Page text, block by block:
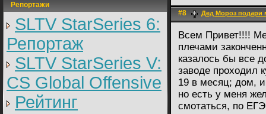
Репортажи
SLTV StarSeries 6:
Репортаж
SLTV StarSeries V:
CS Global Offensive
Рейтинг
#8 Дед Мороз подари
Всем Привет!!!!
плечами
казалось бы все
заводе проходил
19 в месяц; дом,
но есть у меня
смотаться, по